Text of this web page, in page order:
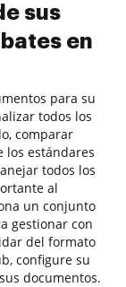
sus
en
para su
todos los
comparar
los estándares
todos los
al
un conjunto
gestionar con
del formato
configure su
documentos.